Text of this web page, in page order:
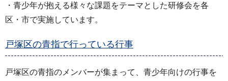
・青少年が抱える様々な課題をテーマとした研修会を各
区・市で実施しています。
戸塚区の青指で行っている行事
戸塚区の青指のメンバーが集まって、青少年向けの行事を